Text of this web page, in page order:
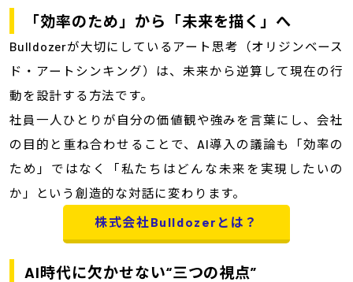
「効率のため」から「未来を描く」へ
Bulldozerが大切にしているアート思考（オリジンベース
ド・アートシンキング）は、未来から逆算して現在の行
動を設計する方法です。
社員一人ひとりが自分の価値観や強みを言葉にし、会社
の目的と重ね合わせることで、AI導入の議論も「効率の
ため」ではなく「私たちはどんな未来を実現したいの
か」という創造的な対話に変わります。
株式会社Bulldozerとは？
AI時代に欠かせない“三つの視点”